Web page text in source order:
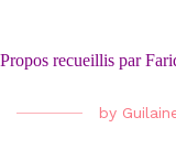
Propos recueillis par
by